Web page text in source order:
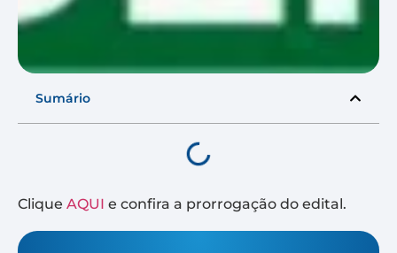
Sumário
Clique AQUI e confira a prorrogação do edital.